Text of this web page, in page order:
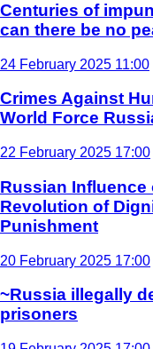
Centuries of
can there be no
24 February 2025 11:00
Crimes Against
World Force
22 February 2025 17:00
Russian Influence
Revolution of
Punishment
20 February 2025 17:00
~Russia illegally
prisoners